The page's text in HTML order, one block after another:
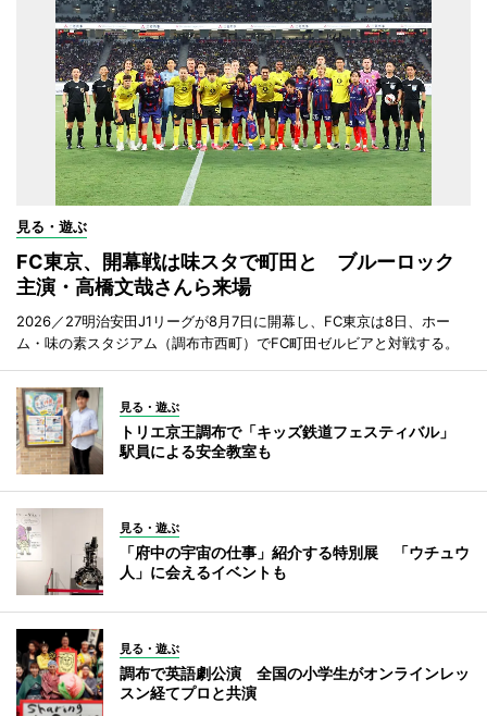
見る・遊ぶ
FC東京、開幕戦は味スタで町田と ブルーロック
主演・高橋文哉さんら来場
2026／27明治安田J1リーグが8月7日に開幕し、FC東京は8日、ホー
ム・味の素スタジアム（調布市西町）でFC町田ゼルビアと対戦する。
見る・遊ぶ
トリエ京王調布で「キッズ鉄道フェスティバル」
駅員による安全教室も
見る・遊ぶ
「府中の宇宙の仕事」紹介する特別展 「ウチュウ
人」に会えるイベントも
見る・遊ぶ
調布で英語劇公演 全国の小学生がオンラインレッ
スン経てプロと共演